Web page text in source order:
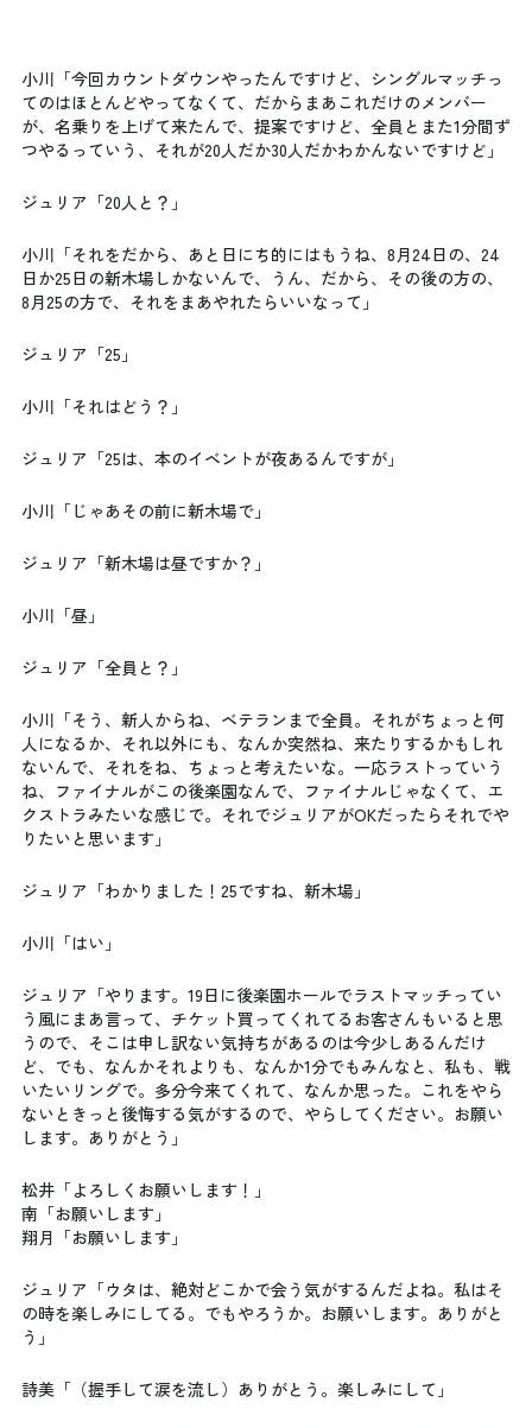
小川「今回カウントダウンやったんですけど、シングルマッチっ
てのはほとんどやってなくて、だからまあこれだけのメンバー
が、名乗りを上げて来たんで、提案ですけど、全員とまた1分間ず
つやるっていう、それが20人だか30人だかわかんないですけど」
ジュリア「20人と？」
小川「それをだから、あと日にち的にはもうね、8月24日の、24
日か25日の新木場しかないんで、うん、だから、その後の方の、
8月25の方で、それをまあやれたらいいなって」
ジュリア「25」
小川「それはどう？」
ジュリア「25は、本のイベントが夜あるんですが」
小川「じゃあその前に新木場で」
ジュリア「新木場は昼ですか？」
小川「昼」
ジュリア「全員と？」
小川「そう、新人からね、ベテランまで全員。それがちょっと何
人になるか、それ以外にも、なんか突然ね、来たりするかもしれ
ないんで、それをね、ちょっと考えたいな。一応ラストっていう
ね、ファイナルがこの後楽園なんで、ファイナルじゃなくて、エ
クストラみたいな感じで。それでジュリアがOKだったらそれでや
りたいと思います」
ジュリア「わかりました！25ですね、新木場」
小川「はい」
ジュリア「やります。19日に後楽園ホールでラストマッチってい
う風にまあ言って、チケット買ってくれてるお客さんもいると思
うので、そこは申し訳ない気持ちがあるのは今少しあるんだけ
ど、でも、なんかそれよりも、なんか1分でもみんなと、私も、戦
いたいリングで。多分今来てくれて、なんか思った。これをやら
ないときっと後悔する気がするので、やらしてください。お願い
します。ありがとう」
松井「よろしくお願いします！」
南「お願いします」
翔月「お願いします」
ジュリア「ウタは、絶対どこかで会う気がするんだよね。私はそ
の時を楽しみにしてる。でもやろうか。お願いします。ありがと
う」
詩美「（握手して涙を流し）ありがとう。楽しみにして」